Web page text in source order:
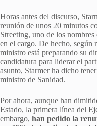
Horas antes del discurso,
reunión de unos 20 minutos
Streeting, uno de los nombres
en el cargo. De hecho, según
ministro está preparando su
candidatura para liderar el
asunto, Starmer ha dicho
ministro de Sanidad.
Por ahora, aunque han
Estado, la primera línea del
embargo, han pedido la